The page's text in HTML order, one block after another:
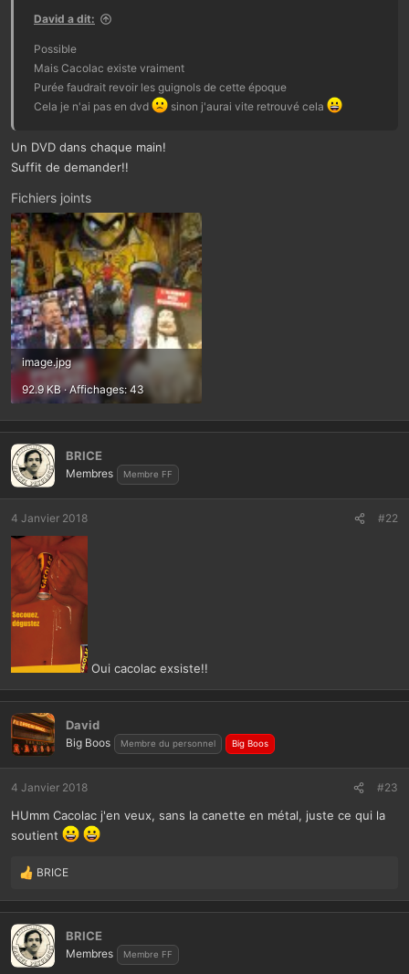
s
u
s
o
David a dit:
Possible
Mais Cacolac existe vraiment
Purée faudrait revoir les guignols de cette époque
Cela je n'ai pas en dvd
sinon j'aurai vite retrouvé cela
Un DVD dans chaque main!
Suffit de demander!!
Fichiers joints
image.jpg
92.9 KB · Affichages: 43
BRICE
Membres Membre FF
4 Janvier 2018 #22
Oui cacolac exsiste!!
David
Big Boos Membre du personnel Big Boos
4 Janvier 2018 #23
HUmm Cacolac j'en veux, sans la canette en métal, juste ce qui la
soutient
L
s
r
é
a
BRICE
BRICE
Membres Membre FF